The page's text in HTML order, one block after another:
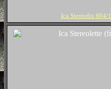
Ica Stereofix 604/1